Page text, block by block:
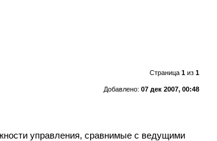
Страница 1из 1
Добавлено: 07 дек 2007, 00:48
управления, сравнимые с ведущими